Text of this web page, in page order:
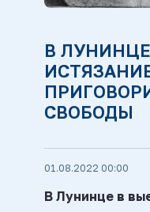
В
СВОБОДЫ
01.08.2022 00:00
В Лунинце в